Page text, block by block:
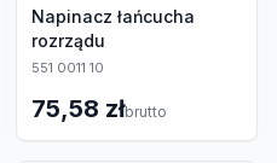
Napinacz łańcucha
rozrządu
551 0011 10
75,58 złbrutto